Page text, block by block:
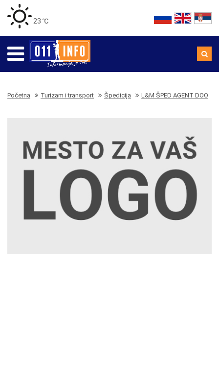
23 ℃
Početna Turizam i transport Špedicija L&M ŠPED AGENT DOO